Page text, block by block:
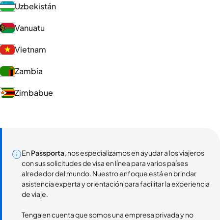
Uzbekistán
Vanuatu
Vietnam
Zambia
Zimbabue
En Passporta, nos especializamos en ayudar a los viajeros
con sus solicitudes de visa en línea para varios países
alrededor del mundo. Nuestro enfoque está en brindar
asistencia experta y orientación para facilitar la experiencia
de viaje.
Tenga en cuenta que somos una empresa privada y no